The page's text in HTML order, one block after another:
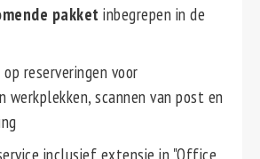
pakket inbegrepen in de
op reserveringen voor
werkplekken, scannen van post en
inclusief extensie in "Office